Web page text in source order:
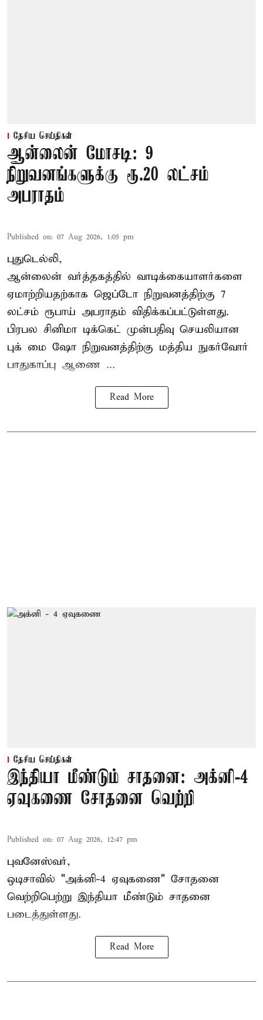
தேசிய செய்திகள்
ஆன்லைன் மோசடி: 9
நிறுவனங்களுக்கு ரூ.20 லட்சம்
அபராதம்
Published on: 07 Aug 2026, 1:05 pm
புதுடெல்லி,
ஆன்லைன் வர்த்தகத்தில் வாடிக்கையாளர்களை
ஏமாற்றியதற்காக ஜெப்டோ நிறுவனத்திற்கு 7
லட்சம் ரூபாய் அபராதம் விதிக்கப்பட்டுள்ளது.
பிரபல சினிமா டிக்கெட் முன்பதிவு செயலியான
புக் மை ஷோ நிறுவனத்திற்கு மத்திய நுகர்வோர்
பாதுகாப்பு ஆணை ...
Read More
தேசிய செய்திகள்
இந்தியா மீண்டும் சாதனை: அக்னி-4
ஏவுகணை சோதனை வெற்றி
Published on: 07 Aug 2026, 12:47 pm
புவனேஸ்வர்,
ஒடிசாவில் "அக்னி-4 ஏவுகணை" சோதனை
வெற்றிபெற்று இந்தியா மீண்டும் சாதனை
படைத்துள்ளது.
Read More